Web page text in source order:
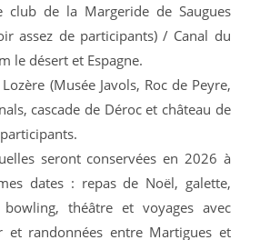
club de la Margeride de Saugues
assez de participants) / Canal du
le désert et Espagne.
(Musée Javols, Roc de Peyre,
cascade de Déroc et château de
seront conservées en 2026 à
dates : repas de Noël, galette,
bowling, théâtre et voyages avec
et randonnées entre Martigues et